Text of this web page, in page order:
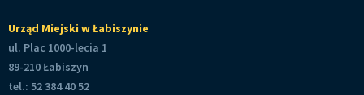
Urząd Miejski w Łabiszynie
ul. Plac 1000-lecia 1
89-210 Łabiszyn
tel.: 52 384 40 52